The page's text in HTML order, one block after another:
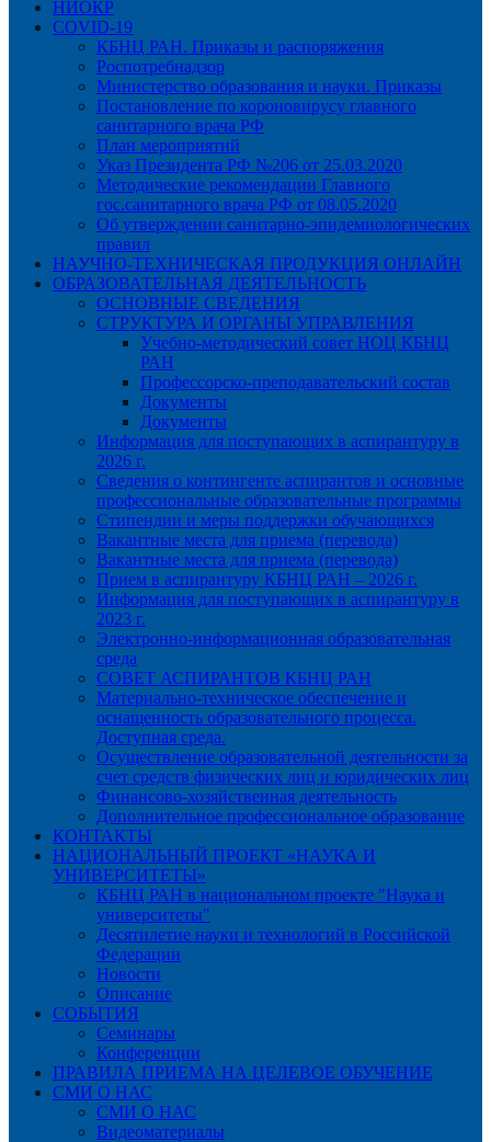
НИОКР
COVID-19
КБНЦ РАН. Приказы и распоряжения
Роспотребнадзор
Министерство образования и науки. Приказы
Постановление по короновирусу главного
санитарного врача РФ
План мероприятий
Указ Президента РФ №206 от 25.03.2020
Методические рекомендации Главного
гос.санитарного врача РФ от 08.05.2020
Об утверждении санитарно-эпидемиологических
правил
НАУЧНО-ТЕХНИЧЕСКАЯ ПРОДУКЦИЯ ОНЛАЙН
ОБРАЗОВАТЕЛЬНАЯ ДЕЯТЕЛЬНОСТЬ
ОСНОВНЫЕ СВЕДЕНИЯ
СТРУКТУРА И ОРГАНЫ УПРАВЛЕНИЯ
Учебно-методический совет НОЦ КБНЦ
РАН
Профессорско-преподавательский состав
Документы
Документы
Информация для поступающих в аспирантуру в
2026 г.
Сведения о контингенте аспирантов и основные
профессиональные образовательные программы
Стипендии и меры поддержки обучающихся
Вакантные места для приема (перевода)
Вакантные места для приема (перевода)
Прием в аспирантуру КБНЦ РАН – 2026 г.
Информация для поступающих в аспирантуру в
2023 г.
Электронно-информационная образовательная
среда
СОВЕТ АСПИРАНТОВ КБНЦ РАН
Материально-техническое обеспечение и
оснащенность образовательного процесса.
Доступная среда.
Осуществление образовательной деятельности за
счет средств физических лиц и юридических лиц
Финансово-хозяйственная деятельность
Дополнительное профессиональное образование
КОНТАКТЫ
НАЦИОНАЛЬНЫЙ ПРОЕКТ «НАУКА И
УНИВЕРСИТЕТЫ»
КБНЦ РАН в национальном проекте "Наука и
университеты"
Десятилетие науки и технологий в Российской
Федерации
Новости
Описание
СОБЫТИЯ
Семинары
Конференции
ПРАВИЛА ПРИЕМА НА ЦЕЛЕВОЕ ОБУЧЕНИЕ
СМИ О НАС
СМИ О НАС
Видеоматериалы